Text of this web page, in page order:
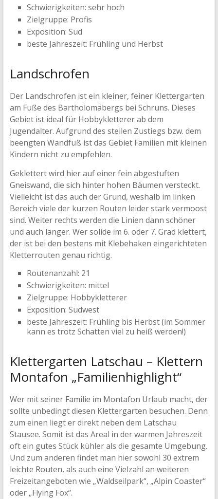
Schwierigkeiten: sehr hoch
Zielgruppe: Profis
Exposition: Süd
beste Jahreszeit: Frühling und Herbst
Landschrofen
Der Landschrofen ist ein kleiner, feiner Klettergarten
am Fuße des Bartholomäbergs bei Schruns. Dieses
Gebiet ist ideal für Hobbykletterer ab dem
Jugendalter. Aufgrund des steilen Zustiegs bzw. dem
beengten Wandfuß ist das Gebiet Familien mit kleinen
Kindern nicht zu empfehlen.
Geklettert wird hier auf einer fein abgestuften
Gneiswand, die sich hinter hohen Bäumen versteckt.
Vielleicht ist das auch der Grund, weshalb im linken
Bereich viele der kurzen Routen leider stark vermoost
sind. Weiter rechts werden die Linien dann schöner
und auch länger. Wer solide im 6. oder 7. Grad klettert,
der ist bei den bestens mit Klebehaken eingerichteten
Kletterrouten genau richtig.
Routenanzahl: 21
Schwierigkeiten: mittel
Zielgruppe: Hobbykletterer
Exposition: Südwest
beste Jahreszeit: Frühling bis Herbst (im Sommer
kann es trotz Schatten viel zu heiß werden!)
Klettergarten Latschau – Klettern
Montafon „Familienhighlight“
Wer mit seiner Familie im Montafon Urlaub macht, der
sollte unbedingt diesen Klettergarten besuchen. Denn
zum einen liegt er direkt neben dem Latschau
Stausee. Somit ist das Areal in der warmen Jahreszeit
oft ein gutes Stück kühler als die gesamte Umgebung.
Und zum anderen findet man hier sowohl 30 extrem
leichte Routen, als auch eine Vielzahl an weiteren
Freizeitangeboten wie „Waldseilpark“, „Alpin Coaster“
oder „Flying Fox“.